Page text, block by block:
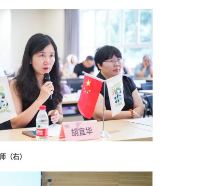
（右）